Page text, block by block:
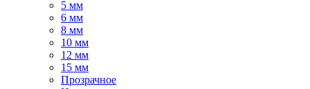
5 мм
6 мм
8 мм
10 мм
12 мм
15 мм
Прозрачное